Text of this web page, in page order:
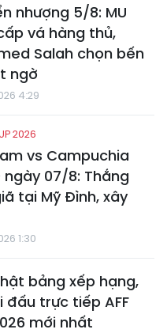
nhượng 5/8: MU
vá hàng thủ,
Salah chọn bến
ngờ
4:29
2026
vs Campuchia
ngày 07/8: Thắng
tại Mỹ Đình, xây
1:30
bảng xếp hạng,
đấu trực tiếp AFF
mới nhất